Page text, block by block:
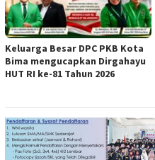
Keluarga Besar DPC PKB Kota
Bima mengucapkan Dirgahayu
HUT RI ke-81 Tahun 2026